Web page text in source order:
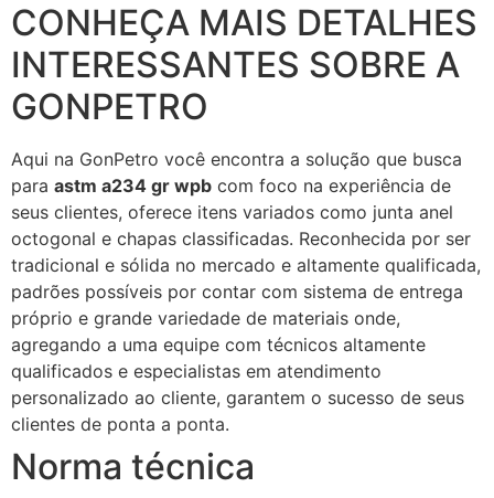
CONHEÇA MAIS DETALHES
INTERESSANTES SOBRE A
GONPETRO
Aqui na GonPetro você encontra a solução que busca
para astm a234 gr wpb com foco na experiência de
seus clientes, oferece itens variados como junta anel
octogonal e chapas classificadas. Reconhecida por ser
tradicional e sólida no mercado e altamente qualificada,
padrões possíveis por contar com sistema de entrega
próprio e grande variedade de materiais onde,
agregando a uma equipe com técnicos altamente
qualificados e especialistas em atendimento
personalizado ao cliente, garantem o sucesso de seus
clientes de ponta a ponta.
Norma técnica